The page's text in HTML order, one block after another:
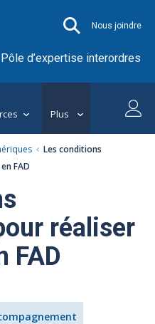
Nous joindre
d’expertise interordres
Plus
Les conditions
FAD
réaliser
FAD